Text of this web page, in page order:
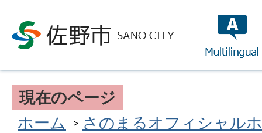
現在のページ
ホーム
さのまるオフィシャル